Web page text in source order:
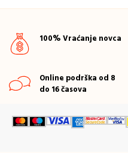
100% Vraćanje novca
Online podrška od 8
do 16 časova